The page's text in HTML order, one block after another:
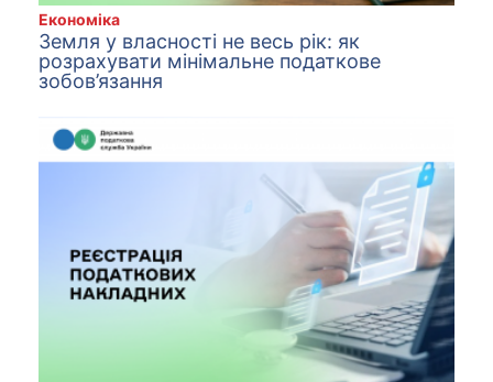
Економіка
Земля у власності не весь рік: як
розрахувати мінімальне податкове
зобов’язання